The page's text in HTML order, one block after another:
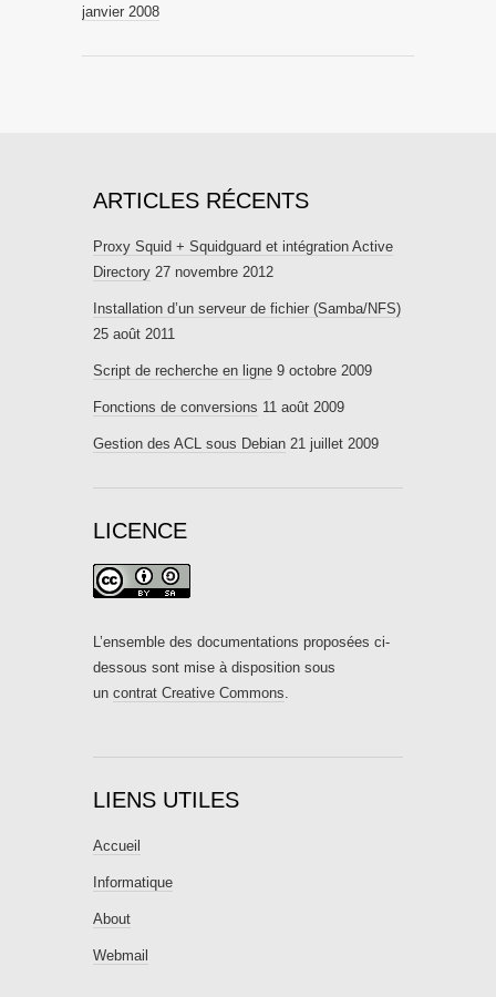
janvier 2008
ARTICLES RÉCENTS
Proxy Squid + Squidguard et intégration Active
Directory 27 novembre 2012
Installation d’un serveur de fichier (Samba/NFS)
25 août 2011
Script de recherche en ligne 9 octobre 2009
Fonctions de conversions 11 août 2009
Gestion des ACL sous Debian 21 juillet 2009
LICENCE
L’ensemble des documentations proposées ci-
dessous sont mise à disposition sous
un contrat Creative Commons
LIENS UTILES
Accueil
Informatique
About
Webmail